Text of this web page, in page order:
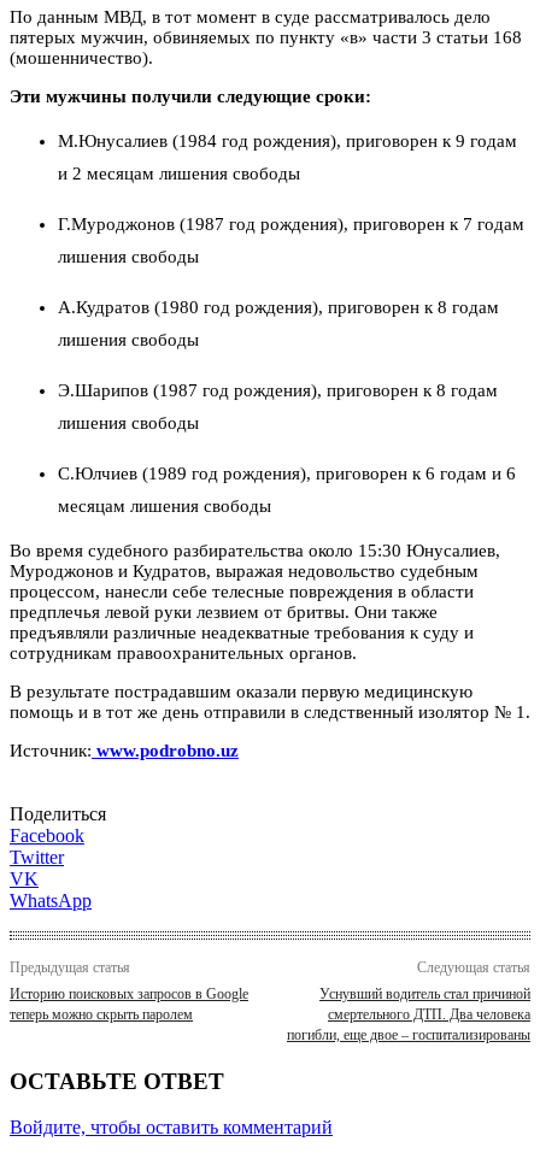
По данным МВД, в тот момент в суде рассматривалось дело
пятерых мужчин, обвиняемых по пункту «в» части 3 статьи 168
(мошенничество).
Эти мужчины получили следующие сроки:
М.Юнусалиев (1984 год рождения), приговорен к 9 годам
и 2 месяцам лишения свободы
Г.Муроджонов (1987 год рождения), приговорен к 7 годам
лишения свободы
А.Кудратов (1980 год рождения), приговорен к 8 годам
лишения свободы
Э.Шарипов (1987 год рождения), приговорен к 8 годам
лишения свободы
С.Юлчиев (1989 год рождения), приговорен к 6 годам и 6
месяцам лишения свободы
Во время судебного разбирательства около 15:30 Юнусалиев,
Муроджонов и Кудратов, выражая недовольство судебным
процессом, нанесли себе телесные повреждения в области
предплечья левой руки лезвием от бритвы. Они также
предъявляли различные неадекватные требования к суду и
сотрудникам правоохранительных органов.
В результате пострадавшим оказали первую медицинскую
помощь и в тот же день отправили в следственный изолятор № 1.
Источник: www.podrobno.uz
Поделиться
Facebook
Twitter
VK
WhatsApp
Предыдущая статья
Историю поисковых запросов в Google
теперь можно скрыть паролем
Следующая статья
Уснувший водитель стал причиной
смертельного ДТП. Два человека
погибли, еще двое – госпитализированы
ОСТАВЬТЕ ОТВЕТ
Войдите, чтобы оставить комментарий